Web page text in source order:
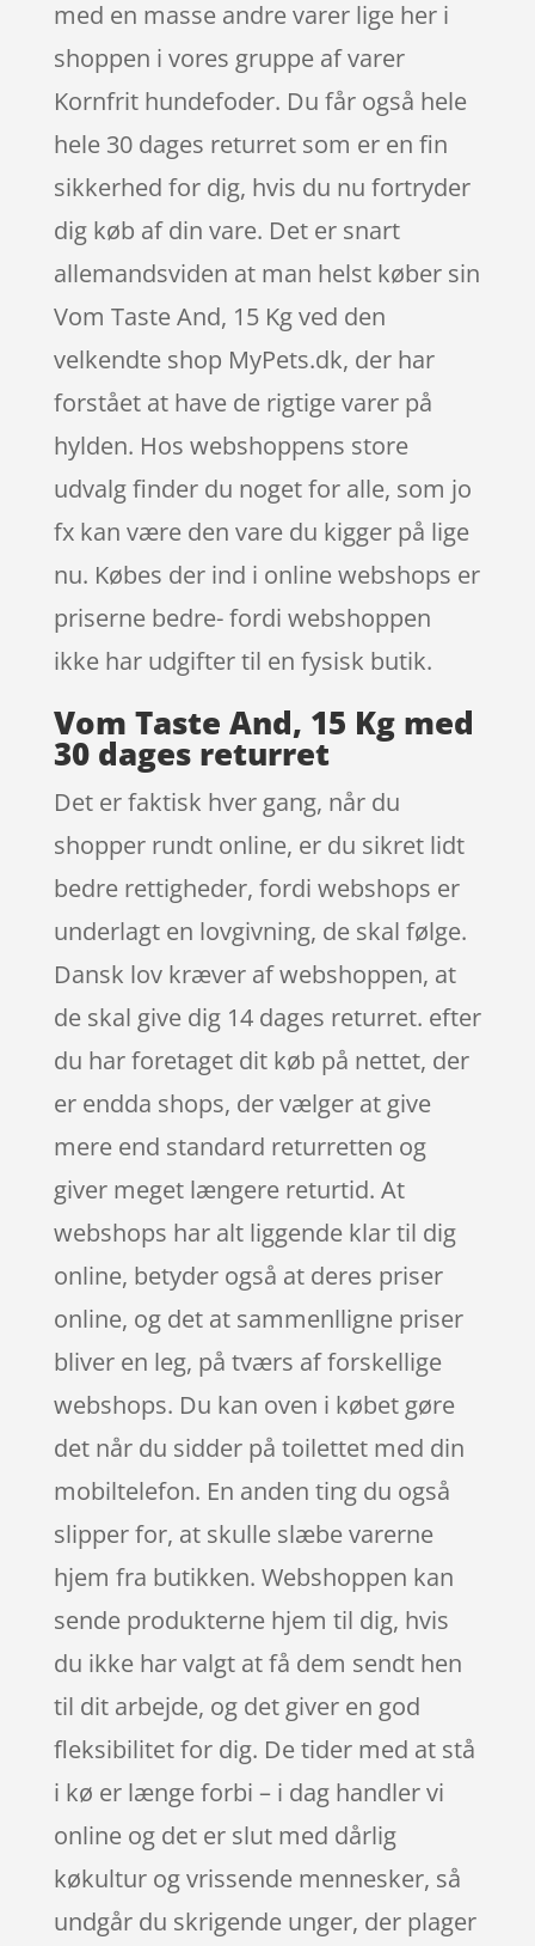
med en masse andre varer lige her i
shoppen i vores gruppe af varer
Kornfrit hundefoder. Du får også hele
hele 30 dages returret som er en fin
sikkerhed for dig, hvis du nu fortryder
dig køb af din vare. Det er snart
allemandsviden at man helst køber sin
Vom Taste And, 15 Kg ved den
velkendte shop MyPets.dk, der har
forstået at have de rigtige varer på
hylden. Hos webshoppens store
udvalg finder du noget for alle, som jo
fx kan være den vare du kigger på lige
nu. Købes der ind i online webshops er
priserne bedre- fordi webshoppen
ikke har udgifter til en fysisk butik.
Vom Taste And, 15 Kg med
30 dages returret
Det er faktisk hver gang, når du
shopper rundt online, er du sikret lidt
bedre rettigheder, fordi webshops er
underlagt en lovgivning, de skal følge.
Dansk lov kræver af webshoppen, at
de skal give dig 14 dages returret. efter
du har foretaget dit køb på nettet, der
er endda shops, der vælger at give
mere end standard returretten og
giver meget længere returtid. At
webshops har alt liggende klar til dig
online, betyder også at deres priser
online, og det at sammenlligne priser
bliver en leg, på tværs af forskellige
webshops. Du kan oven i købet gøre
det når du sidder på toilettet med din
mobiltelefon. En anden ting du også
slipper for, at skulle slæbe varerne
hjem fra butikken. Webshoppen kan
sende produkterne hjem til dig, hvis
du ikke har valgt at få dem sendt hen
til dit arbejde, og det giver en god
fleksibilitet for dig. De tider med at stå
i kø er længe forbi – i dag handler vi
online og det er slut med dårlig
køkultur og vrissende mennesker, så
undgår du skrigende unger, der plager